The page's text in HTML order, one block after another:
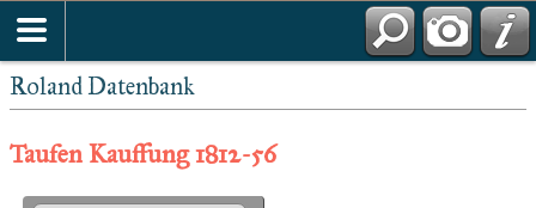
Roland Datenbank
Taufen Kauffung 1812-56